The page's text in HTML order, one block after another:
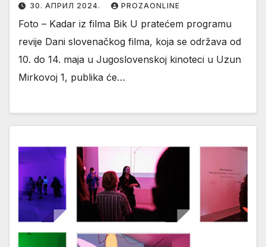
30. АПРИЛ 2024. PROZAONLINE
Foto – Kadar iz filma Bik U pratećem programu
revije Dani slovenačkog filma, koja se održava od
10. do 14. maja u Jugoslovenskoj kinoteci u Uzun
Mirkovoj 1, publika će…